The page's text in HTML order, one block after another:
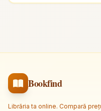
Bookfind
Librăria ta online. Compară